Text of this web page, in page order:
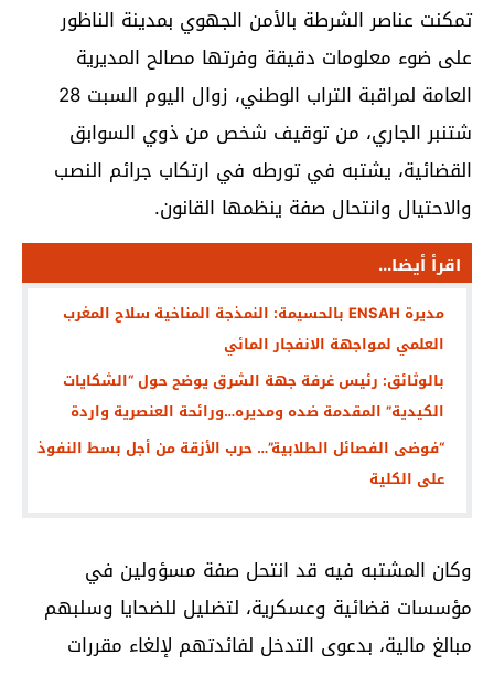
تمكنت عناصر الشرطة بالأمن الجهوي بمدينة الناظور
على ضوء معلومات دقيقة وفرتها مصالح المديرية
العامة لمراقبة التراب الوطني، زوال اليوم السبت 28
شتنبر الجاري، من توقيف شخص من ذوي السوابق
القضائية، يشتبه في تورطه في ارتكاب جرائم النصب
والاحتيال وانتحال صفة ينظمها القانون.
اقرأ أيضا...
مديرة ENSAH بالحسيمة: النمذجة المناخية سلاح المغرب
العلمي لمواجهة الانفجار المائي
بالوثائق: رئيس غرفة جهة الشرق يوضح حول “الشكايات
الكيدية” المقدمة ضده ومديره…ورائحة العنصرية واردة
“فوضى الفصائل الطلابية”… حرب الأزقة من أجل بسط النفوذ
على الكلية
وكان المشتبه فيه قد انتحل صفة مسؤولين في
مؤسسات قضائية وعسكرية، لتضليل للضحايا وسلبهم
مبالغ مالية، بدعوى التدخل لفائدتهم لإلغاء مقررات